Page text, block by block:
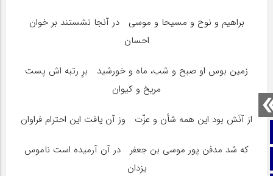
براهیم و نوح و مسیحا و موسى‏ در آنجا نشستند بر خوان
احسان
زمین‏ بوس او صبح و شب، ماه و خورشید برِ رتبه ‏اش پست
مریخ و کیوان
از آنَش بود این همه شأن و عزّت‏ وز آن یافت این احترام فراوان
که شد مدفن پور موسى بن جعفر در آن آرمیده است ناموس
یزدان